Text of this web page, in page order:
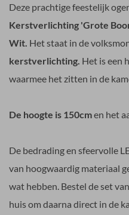
Deze prachtige feestelijk
Kerstverlichting 'Grote
Wit. Het staat in de
kerstverlichting. Het is een
waarmee het zitten in de
De hoogte is 150cmen het
De bedrading en sfeervolle
van hoogwaardig materiaal
wat hebben. Bestel de set
huis om daarna direct in de